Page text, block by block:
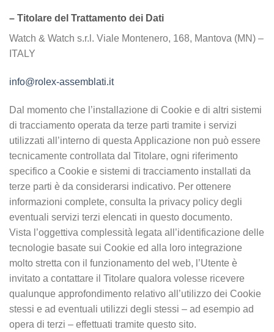
– Titolare del Trattamento dei Dati
Watch & Watch s.r.l. Viale Montenero, 168, Mantova (MN) –
ITALY
info@rolex-assemblati.it
Dal momento che l’installazione di Cookie e di altri sistemi
di tracciamento operata da terze parti tramite i servizi
utilizzati all’interno di questa Applicazione non può essere
tecnicamente controllata dal Titolare, ogni riferimento
specifico a Cookie e sistemi di tracciamento installati da
terze parti è da considerarsi indicativo. Per ottenere
informazioni complete, consulta la privacy policy degli
eventuali servizi terzi elencati in questo documento.
Vista l’oggettiva complessità legata all’identificazione delle
tecnologie basate sui Cookie ed alla loro integrazione
molto stretta con il funzionamento del web, l’Utente è
invitato a contattare il Titolare qualora volesse ricevere
qualunque approfondimento relativo all’utilizzo dei Cookie
stessi e ad eventuali utilizzi degli stessi – ad esempio ad
opera di terzi – effettuati tramite questo sito.